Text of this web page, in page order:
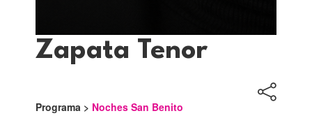
Zapata Tenor
Programa > Noches San Benito